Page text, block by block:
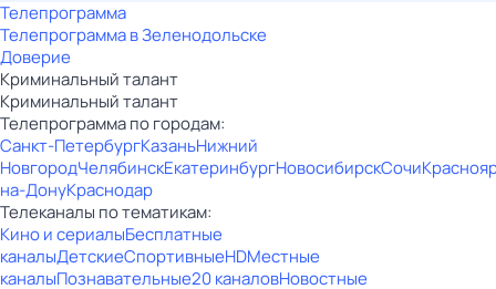
Телепрограмма
Телепрограмма в Зеленодольске
Доверие
Криминальный талант
Криминальный талант
Телепрограмма по городам:
Санкт-ПетербургКазаньНижний
НовгородЧелябинскЕкатеринбургНовосибирскСочи
на-ДонуКраснодар
Телеканалы по тематикам:
Кино и сериалыБесплатные
каналыДетскиеСпортивныеHDМестные
каналыПознавательные20 каналовНовостные